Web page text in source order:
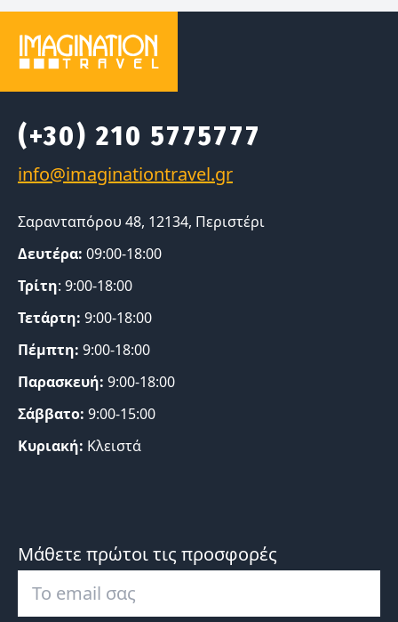
(+30) 210 5775777
Σαρανταπόρου 48, 12134, Περιστέρι
Δευτέρα: 09:00-18:00
Τρίτη: 9:00-18:00
Τετάρτη: 9:00-18:00
Πέμπτη: 9:00-18:00
Παρασκευή: 9:00-18:00
Σάββατο: 9:00-15:00
Κυριακή: Κλειστά
Μάθετε πρώτοι τις προσφορές